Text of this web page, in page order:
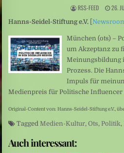
RSS-FEED 26.
Hanns-Seidel-Stiftung e.V. [
München (ots) –
um Akzeptanz zu
Meinungsbildung
Prozess. Die
Impuls für
Medienpreis für Politische Influencer
Original-Content von: Hanns-Seidel-Stiftung e.V.,
Tagged Medien-Kultur,Ots, Politik,
Auch interessant: